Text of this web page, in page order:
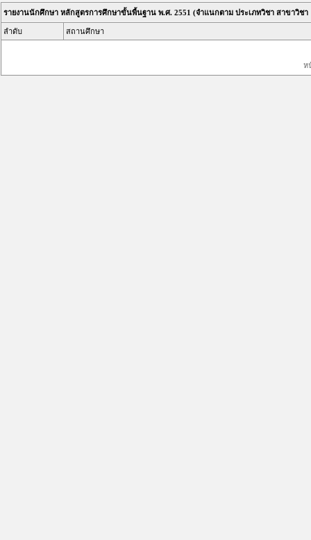
รายงานนักศึกษา หลักสูตรการศึกษาขั้นพื้นฐาน พ.ศ. 2551 (จำแนกตาม ประเภทวิชา สาขาวิช
ลำดับ สถานศึกษา